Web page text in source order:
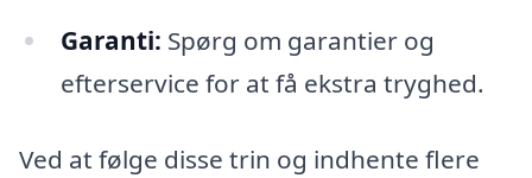
Garanti: Spørg om garantier og
efterservice for at få ekstra tryghed.
Ved at følge disse trin og indhente flere